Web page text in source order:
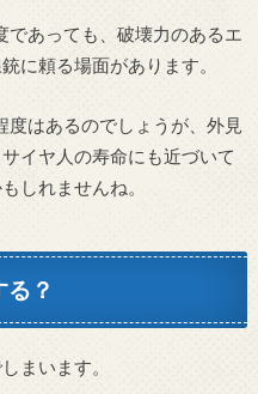
あっても、破壊力のあるエ
に頼る場面があります。
はあるのでしょうが、外見
イヤ人の寿命にも近づいて
しれませんね。
？
まいます。